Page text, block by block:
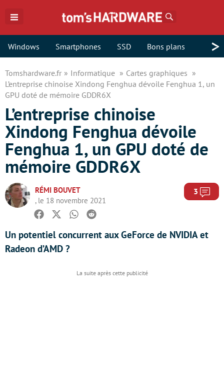
Windows Smartphones SSD Bons plans >
Tomshardware.fr Informatique
Cartes graphiques
L’entreprise chinoise Xindong Fenghua dévoile Fenghua 1, un
GPU doté de mémoire GDDR6X
L’entreprise chinoise
Xindong Fenghua dévoile
Fenghua 1, un GPU doté de
mémoire GDDR6X
RÉMI BOUVET
, le 18 novembre 2021
3
Facebook
TwitterWhatsapp
Reddit
Un potentiel concurrent aux GeForce de NVIDIA et
Radeon d’AMD ?